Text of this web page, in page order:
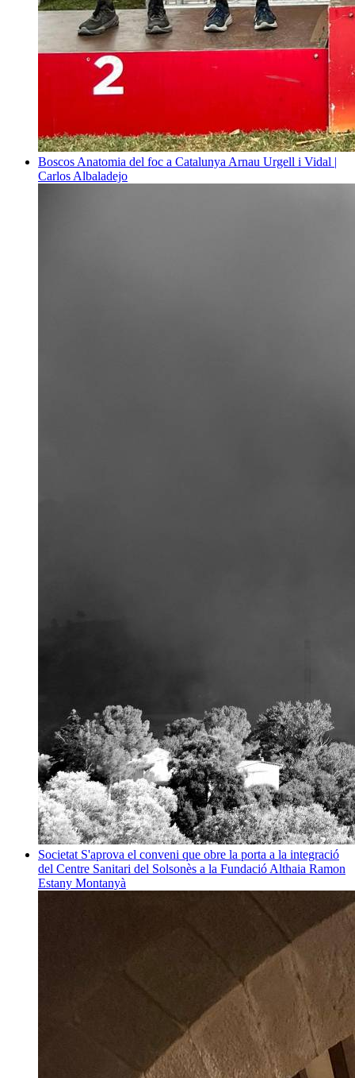
Boscos Anatomia del foc a Catalunya Arnau Urgell i Vidal |
Carlos Albaladejo
Societat S'aprova el conveni que obre la porta a la integració
del Centre Sanitari del Solsonès a la Fundació Althaia Ramon
Estany Montanyà